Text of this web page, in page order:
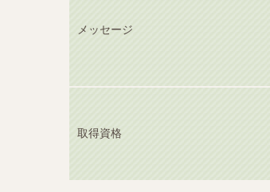
メッセージ
取得資格